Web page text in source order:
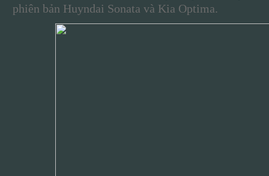
phiên bản Huyndai Sonata và Kia Optima.